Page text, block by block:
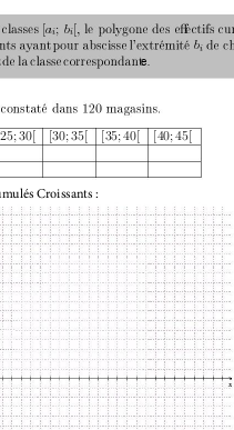
[ai ; bi [
bi
e
[25; 30[ [30; 35[ [35; 40[ [40; 45[
Croissants :